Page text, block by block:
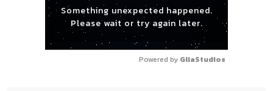
Something unexpected happened.
Please wait or try again later.
Powered by GliaStudios